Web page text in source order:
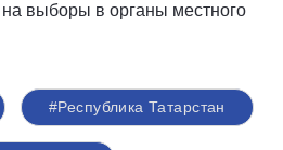
на выборы в органы местного
#Республика Татарстан